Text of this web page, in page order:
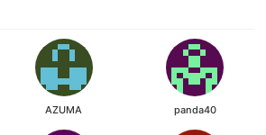
AZUMA panda40